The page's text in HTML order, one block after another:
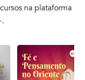
na plataforma